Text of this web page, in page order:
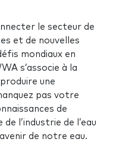
le secteur de
et de nouvelles
mondiaux en
s’associe à la
une
pas votre
de
l’industrie de l’eau
de notre eau.